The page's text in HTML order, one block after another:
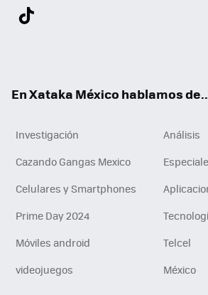
En Xataka México hablamos
Investigación
Análisis
Cazando Gangas Mexico
Celulares y Smartphones
Prime Day 2024
Móviles android
Telcel
videojuegos
México